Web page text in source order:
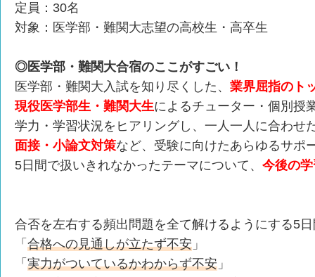
定員：30名
対象：医学部・難関大志望の高校生・高卒生
◎医学部・難関大合宿のここがすごい！
医学部・難関大入試を知り尽くした、 業界屈指のト
現役医学部生・難関大生によるチューター・個別授
学力・学習状況をヒアリングし、一人一人に合わせ
面接・小論文対策など、受験に向けたあらゆるサポ
5日間で扱いきれなかったテーマについて、 今後の
合否を左右する頻出問題を全て解けるようにする5
「 合格への見通しが立たず不安 」
「 実力がついているかわからず不安 」